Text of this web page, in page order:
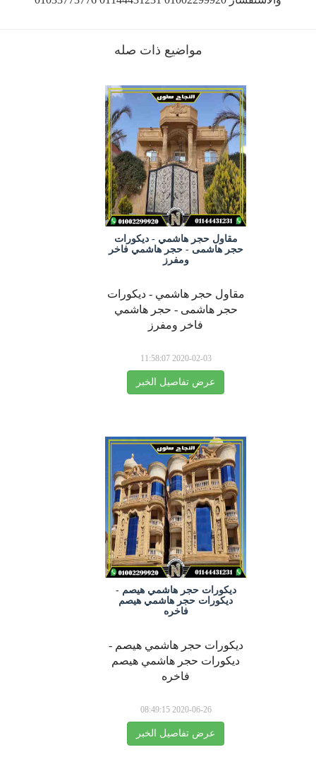
مواضيع ذات صله
مقاول حجر هاشمي - ديكورات
حجر هاشمى - حجر هاشمي فاخر
ومفرز
مقاول حجر هاشمي - ديكورات
حجر هاشمى - حجر هاشمي
فاخر ومفرز
2020-02-03 11:58:07
عرض تفاصيل الخبر
ديكورات حجر هاشمي هيصم -
ديكورات حجر هاشمي هيصم
فاخره
ديكورات حجر هاشمي هيصم -
ديكورات حجر هاشمي هيصم
فاخره
2020-06-26 08:49:15
عرض تفاصيل الخبر